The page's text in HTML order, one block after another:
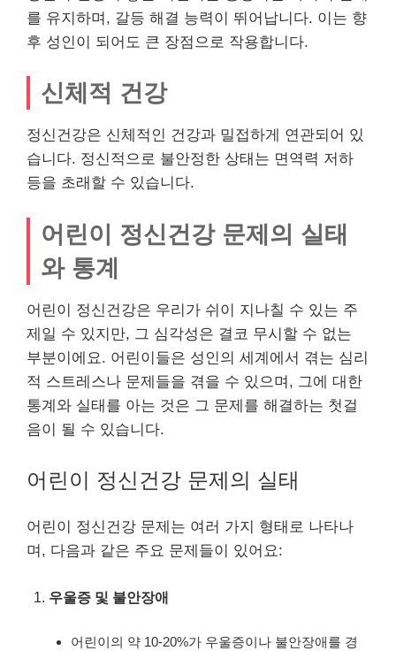
를 유지하며, 갈등 해결 능력이 뛰어납니다. 이는 향
후 성인이 되어도 큰 장점으로 작용합니다.
신체적 건강
정신건강은 신체적인 건강과 밀접하게 연관되어 있
습니다. 정신적으로 불안정한 상태는 면역력 저하
등을 초래할 수 있습니다.
어린이 정신건강 문제의 실태
와 통계
어린이 정신건강은 우리가 쉬이 지나칠 수 있는 주
제일 수 있지만, 그 심각성은 결코 무시할 수 없는
부분이에요. 어린이들은 성인의 세계에서 겪는 심리
적 스트레스나 문제들을 겪을 수 있으며, 그에 대한
통계와 실태를 아는 것은 그 문제를 해결하는 첫걸
음이 될 수 있습니다.
어린이 정신건강 문제의 실태
어린이 정신건강 문제는 여러 가지 형태로 나타나
며, 다음과 같은 주요 문제들이 있어요:
우울증 및 불안장애
어린이의 약 10-20%가 우울증이나 불안장애를 경